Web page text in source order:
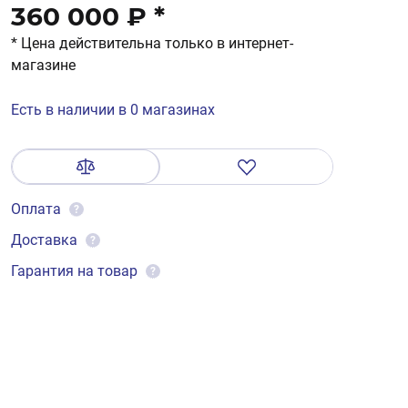
360 000 ₽ *
* Цена действительна только в интернет-
магазине
Есть в наличии в 0 магазинах
Оплата ?
Доставка ?
Гарантия на товар ?